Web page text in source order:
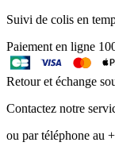
Suivi de colis en
Paiement en ligne
Retour et échange
Contactez notre
ou par téléphone au